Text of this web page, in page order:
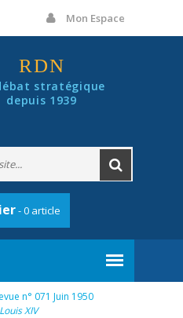
Mon Espace
RDN
stratégique
depuis 1939
- 0 article
n° 071 Juin 1950
XIV